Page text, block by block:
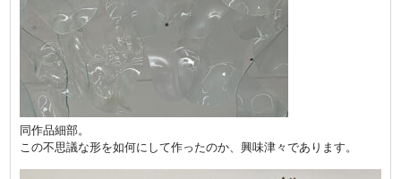
同作品細部。
この不思議な形を如何にして作ったのか、興味津々であります。